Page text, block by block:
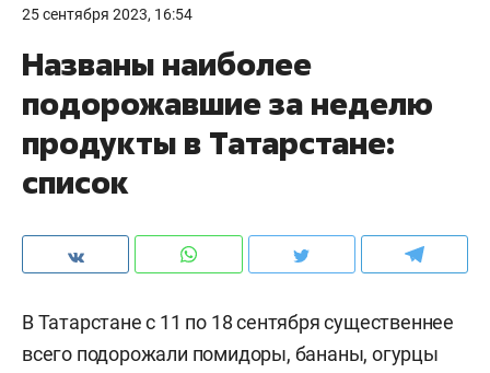
25 сентября 2023, 16:54
Названы наиболее
подорожавшие за неделю
продукты в Татарстане:
список
В Татарстане с 11 по 18 сентября существеннее
всего подорожали помидоры, бананы, огурцы